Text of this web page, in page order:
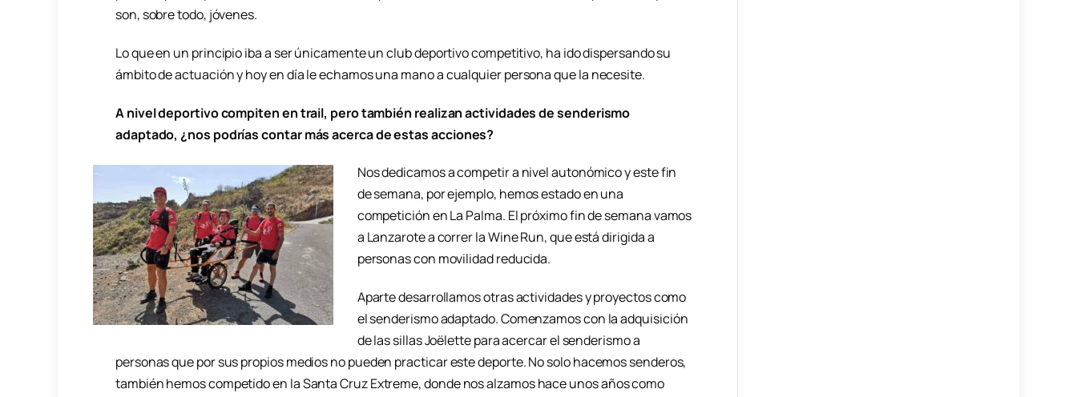
son, sobre todo, jóvenes.
Lo que en un principio iba a ser únicamente un club deportivo competitivo, ha ido dispersando su
ámbito de actuación y hoy en día le echamos una mano a cualquier persona que la necesite.
A nivel deportivo compiten en trail, pero también realizan actividades de senderismo
adaptado, ¿nos podrías contar más acerca de estas acciones?
Nos dedicamos a competir a nivel autonómico y este fin
de semana, por ejemplo, hemos estado en una
competición en La Palma. El próximo fin de semana vamos
a Lanzarote a correr la Wine Run, que está dirigida a
personas con movilidad reducida.
Aparte desarrollamos otras actividades y proyectos como
el senderismo adaptado. Comenzamos con la adquisición
de las sillas Joëlette para acercar el senderismo a
personas que por sus propios medios no pueden practicar este deporte. No solo hacemos senderos,
también hemos competido en la Santa Cruz Extreme, donde nos alzamos hace unos años como